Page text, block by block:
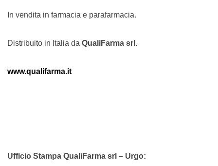
In vendita in farmacia e parafarmacia.
Distribuito in Italia da QualiFarma srl .
www.qualifarma.it
Ufficio Stampa QualiFarma srl – Urgo: